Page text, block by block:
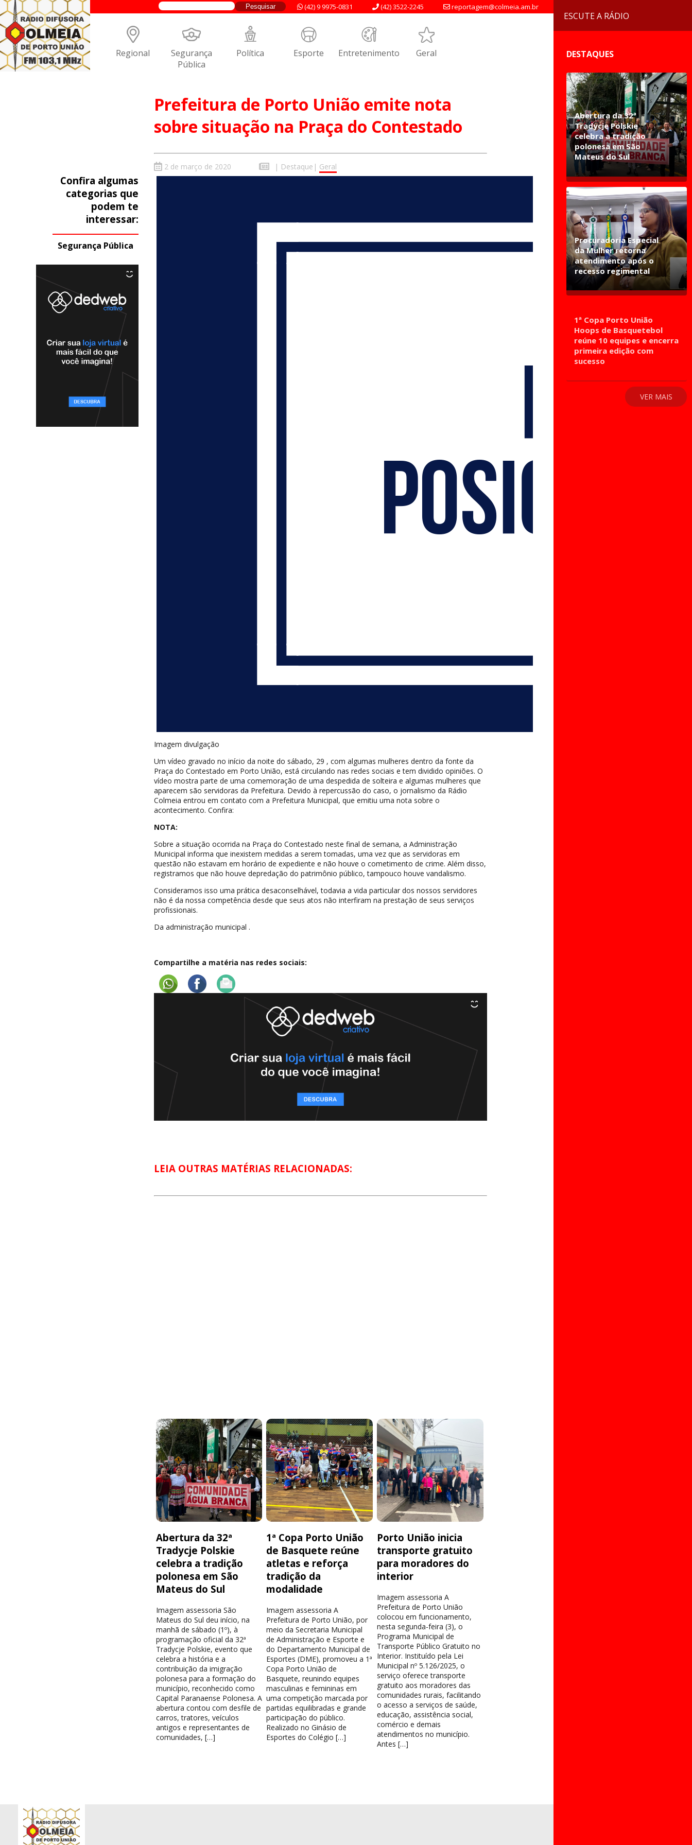
reportagem@colmeia.am.br
(42) 3522-2245
(42) 9 9975-0831
Regional Segurança
Pública
Política Esporte Entretenimento Geral
Prefeitura de Porto União emite nota
sobre situação na Praça do Contestado
Confira algumas
categorias que
podem te
interessar:
Segurança Pública
2 de março de 2020 | Destaque | Geral
Imagem divulgação
Um vídeo gravado no início da noite do sábado, 29 , com algumas mulheres dentro da fonte da
Praça do Contestado em Porto União, está circulando nas redes sociais e tem dividido opiniões. O
vídeo mostra parte de uma comemoração de uma despedida de solteira e algumas mulheres que
aparecem são servidoras da Prefeitura. Devido à repercussão do caso, o jornalismo da Rádio
Colmeia entrou em contato com a Prefeitura Municipal, que emitiu uma nota sobre o
acontecimento. Confira:
NOTA:
Sobre a situação ocorrida na Praça do Contestado neste final de semana, a Administração
Municipal informa que inexistem medidas a serem tomadas, uma vez que as servidoras em
questão não estavam em horário de expediente e não houve o cometimento de crime. Além disso,
registramos que não houve depredação do patrimônio público, tampouco houve vandalismo.
Consideramos isso uma prática desaconselhável, todavia a vida particular dos nossos servidores
não é da nossa competência desde que seus atos não interfiram na prestação de seus serviços
profissionais.
Da administração municipal .
Compartilhe a matéria nas redes sociais:
LEIA OUTRAS MATÉRIAS RELACIONADAS:
Abertura da 32ª
Tradycje Polskie
celebra a tradição
polonesa em São
Mateus do Sul
Imagem assessoria São
Mateus do Sul deu início, na
manhã de sábado (1º), à
programação oficial da 32ª
Tradycje Polskie, evento que
celebra a história e a
contribuição da imigração
polonesa para a formação do
município, reconhecido como
Capital Paranaense Polonesa. A
abertura contou com desfile de
carros, tratores, veículos
antigos e representantes de
comunidades, […]
1ª Copa Porto União
de Basquete reúne
atletas e reforça
tradição da
modalidade
Imagem assessoria A
Prefeitura de Porto União, por
meio da Secretaria Municipal
de Administração e Esporte e
do Departamento Municipal de
Esportes (DME), promoveu a 1ª
Copa Porto União de
Basquete, reunindo equipes
masculinas e femininas em
uma competição marcada por
partidas equilibradas e grande
participação do público.
Realizado no Ginásio de
Esportes do Colégio […]
Porto União inicia
transporte gratuito
para moradores do
interior
Imagem assessoria A
Prefeitura de Porto União
colocou em funcionamento,
nesta segunda-feira (3), o
Programa Municipal de
Transporte Público Gratuito no
Interior. Instituído pela Lei
Municipal nº 5.126/2025, o
serviço oferece transporte
gratuito aos moradores das
comunidades rurais, facilitando
o acesso a serviços de saúde,
educação, assistência social,
comércio e demais
atendimentos no município.
Antes […]
ESCUTE A RÁDIO
DESTAQUES
Abertura da 32ª
Tradycje Polskie
celebra a tradição
polonesa em São
Mateus do Sul
Procuradoria Especial
da Mulher retorna
atendimento após o
recesso regimental
1ª Copa Porto União
Hoops de Basquetebol
reúne 10 equipes e encerra
primeira edição com
sucesso
VER MAIS